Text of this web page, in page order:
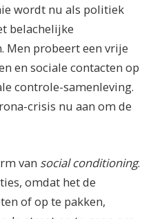
wordt nu als politiek
belachelijke
Men probeert een vrije
en sociale contacten op
controle-samenleving.
crisis nu aan om de
van social conditioning.
omdat het de
of op te pakken,